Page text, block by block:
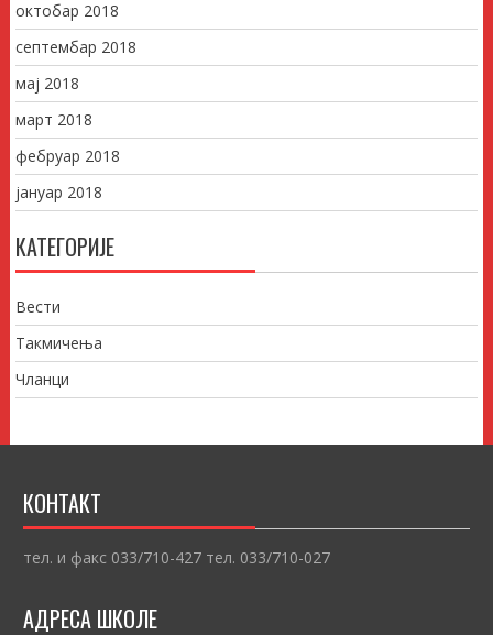
октобар 2018
септембар 2018
мај 2018
март 2018
фебруар 2018
јануар 2018
КАТЕГОРИЈЕ
Вести
Такмичења
Чланци
КОНТАКТ
тел. и факс 033/710-427 тел. 033/710-027
АДРЕСА ШКОЛЕ